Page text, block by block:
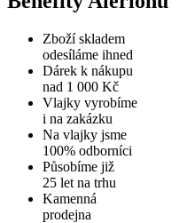
Zboží skladem
odesíláme ihned
Dárek k nákupu
nad 1 000 Kč
Vlajky vyrobíme
i na zakázku
Na vlajky jsme
100% odborníci
Působíme již
25 let na trhu
Kamenná
prodejna